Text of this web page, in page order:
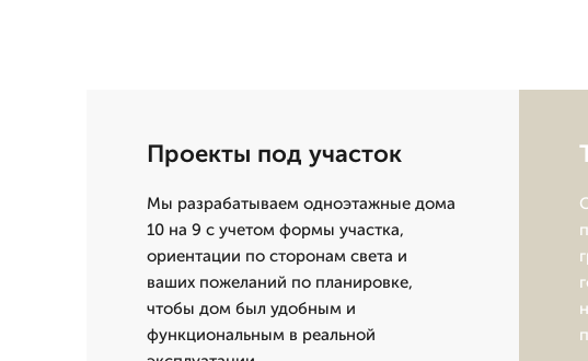
Проекты под участок
Мы разрабатываем одноэтажные дома
10 на 9 с учетом формы участка,
ориентации по сторонам света и
ваших пожеланий по планировке,
чтобы дом был удобным и
функциональным в реальной